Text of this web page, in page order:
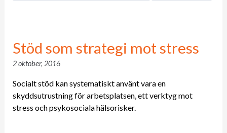
Stöd som strategi mot stress
2 oktober, 2016
Socialt stöd kan systematiskt använt vara en
skyddsutrustning för arbetsplatsen, ett verktyg mot
stress och psykosociala hälsorisker.